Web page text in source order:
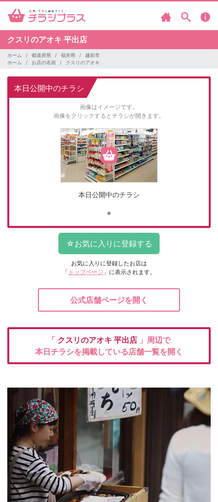
クスリのアオキ 平出店
ホーム 都道府県 福井県
越前市
ホーム
お店の名前 クスリのアオキ
本日公開中のチラシ
画像はイメージです。
画像をクリックするとチラシが開きます。
本日公開中のチラシ
お気に入りに登録したお店は
「 トップページ 」に表示されます。
公式店舗ページを開く
「 クスリのアオキ 平出店 」周辺で
本日チラシを掲載している店舗一覧を開く